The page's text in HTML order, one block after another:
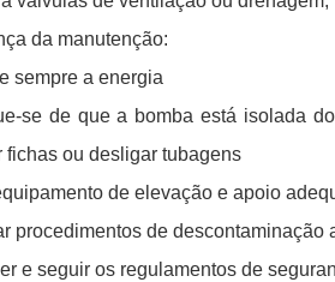
da manutenção:
sempre a energia
se de que a bomba está isolada
fichas ou desligar tubagens
de elevação e apoio
procedimentos de descontaminação
e seguir os regulamentos de